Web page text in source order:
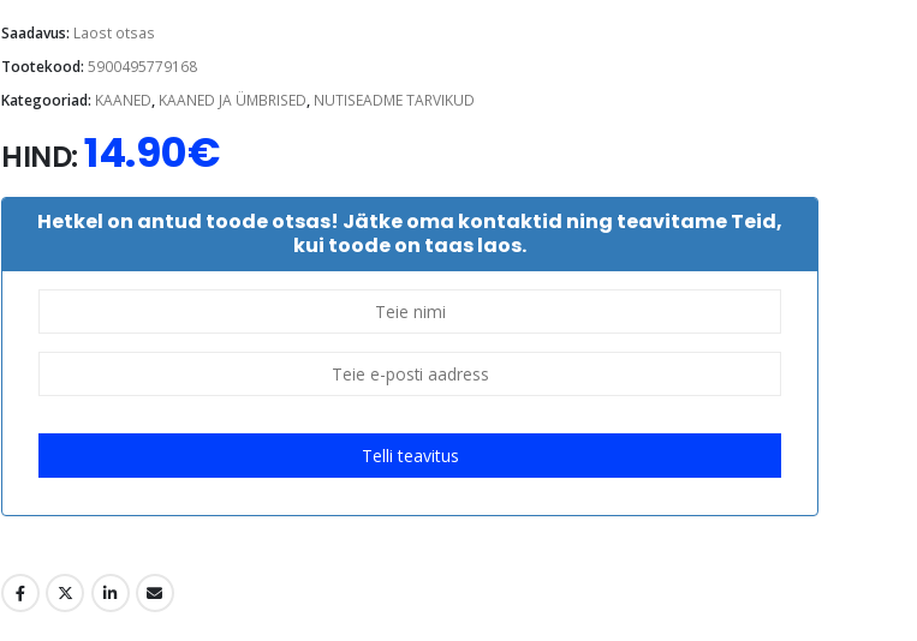
Saadavus: Laost otsas
Tootekood: 5900495779168
Kategooriad: KAANED, KAANED JA ÜMBRISED, NUTISEADME TARVIKUD
HIND:14.90€
Hetkel on antud toode otsas! Jätke oma kontaktid ning teavitame Teid,
kui toode on taas laos.
Telli teavitus